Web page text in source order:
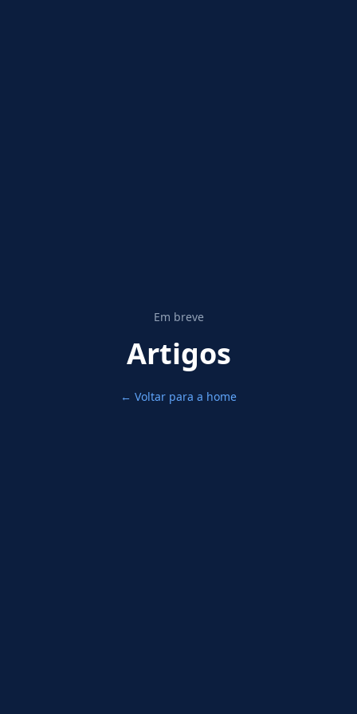
Em breve
Artigos
← Voltar para a home